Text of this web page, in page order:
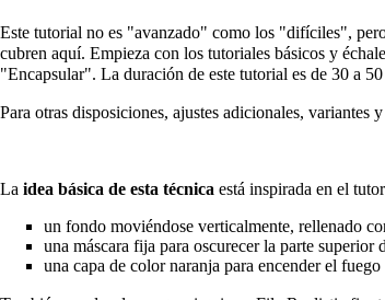
Este tutorial no es "avanzado" como los "difíciles",
cubren aquí. Empieza con los tutoriales básicos y
"Encapsular". La duración de este tutorial es de 30 a
Para otras disposiciones, ajustes adicionales, variantes
La idea básica de esta técnica está inspirada en el
un fondo moviéndose verticalmente, rellenado
una máscara fija para oscurecer la parte
una capa de color naranja para encender el fuego